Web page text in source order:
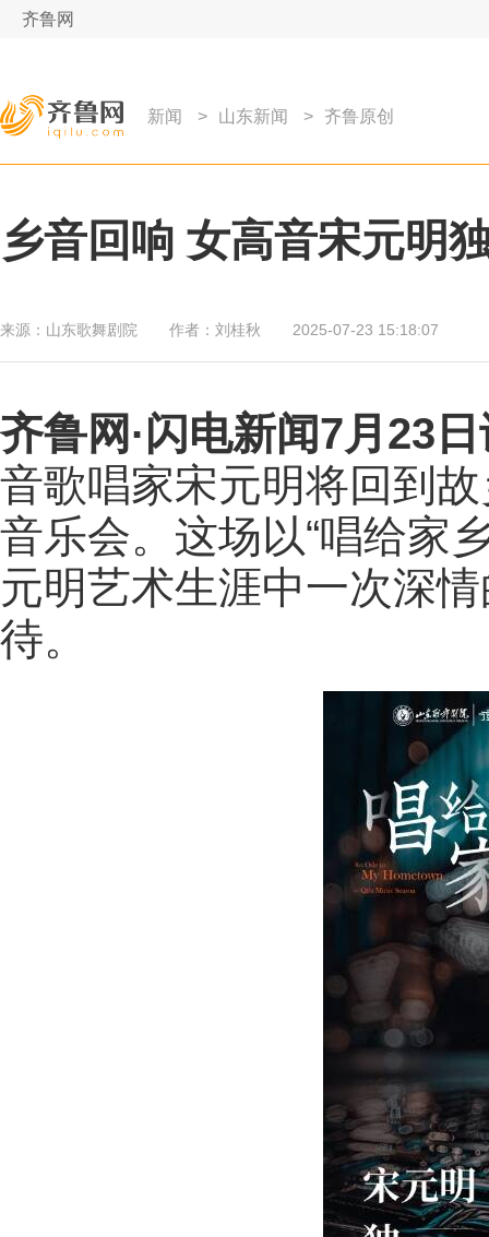
齐鲁网
新闻 > 山东新闻 > 齐鲁原创
乡音回响 女高音宋元明
来源： 山东歌舞剧院 作者： 刘桂秋 2025-07-23 15:18:07
齐鲁网 ·闪电新闻7月23
音歌唱家宋元明将回到
音乐会。这场以“唱给家
元明艺术生涯中一次深
待。